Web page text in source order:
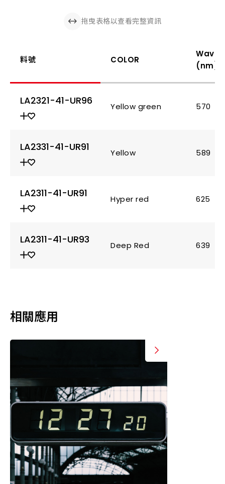
料號 COLOR
(nm)
LA2321-41-UR96 Yellow green 570
LA2331-41-UR91 Yellow 589
LA2311-41-UR91 Hyper red 625
LA2311-41-UR93 Deep Red 639
拖曳表格以查看完整資訊
相關應用